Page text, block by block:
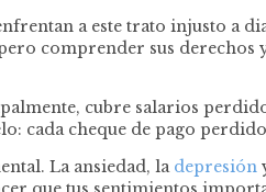
a este trato injusto a
comprender sus
cubre salarios
cada cheque de pago
La ansiedad, la depresión